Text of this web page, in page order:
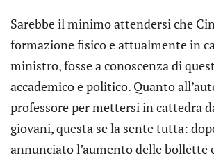
Sarebbe il minimo attendersi che
formazione fisico e attualmente in
ministro, fosse a conoscenza di
accademico e politico. Quanto
professore per mettersi in cattedra
giovani, questa se la sente tutta:
annunciato l’aumento delle bollette